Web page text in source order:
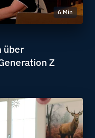
6 Min
über
Z